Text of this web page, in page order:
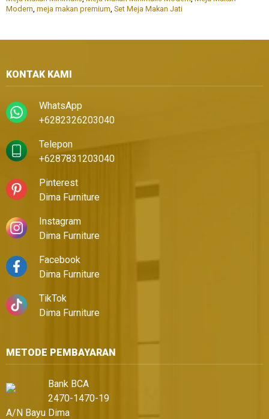
Modern meja makan premium Set Meja Makan Jati
KONTAK KAMI
WhatsApp
+6282326203040
Telepon
+6287831203040
Pinterest
Dima Furniture
Instagram
Dima Furniture
Facebook
Dima Furniture
TikTok
Dima Furniture
METODE PEMBAYARAN
Bank BCA
2470-1470-19
A/N Bayu Dima